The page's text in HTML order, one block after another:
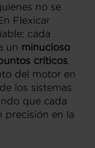
no se
Flexicar
cada
un minucioso
críticos
del motor en
los sistemas
que cada
precisión en la